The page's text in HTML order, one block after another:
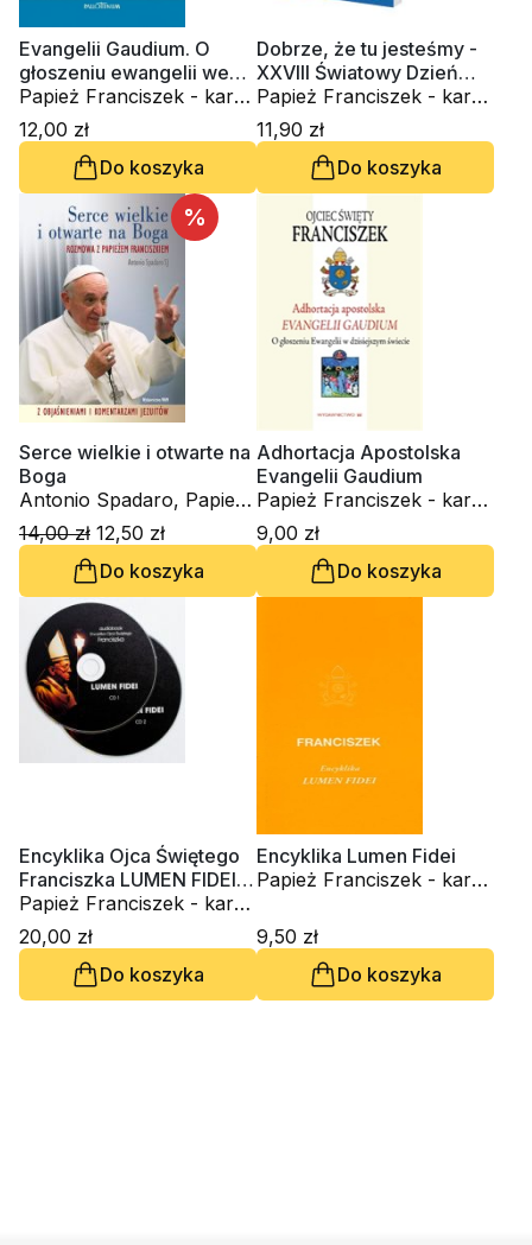
Evangelii Gaudium. O
głoszeniu ewangelii we
współczesnym świecie
Papież Franciszek - kard.
Jorge Mario Bergoglio
12,00 zł
Do koszyka
Dobrze, że tu jesteśmy -
XXVIII Światowy Dzień
Młodzieży, Rio de Janeiro
22-29 lipiec 2013
Papież Franciszek - kard.
Jorge Mario Bergoglio
11,90 zł
Do koszyka
%
Serce wielkie i otwarte na
Boga
Antonio Spadaro, Papież
Franciszek - kard. Jorge
Mario Bergoglio
14,00 zł 12,50 zł
Do koszyka
Adhortacja Apostolska
Evangelii Gaudium
Papież Franciszek - kard.
Jorge Mario Bergoglio
9,00 zł
Do koszyka
Encyklika Ojca Świętego
Franciszka LUMEN FIDEI
(2xCD-audiobook)
Papież Franciszek - kard.
Jorge Mario Bergoglio
20,00 zł
Do koszyka
Encyklika Lumen Fidei
Papież Franciszek - kard.
9,50 zł
Do koszyka